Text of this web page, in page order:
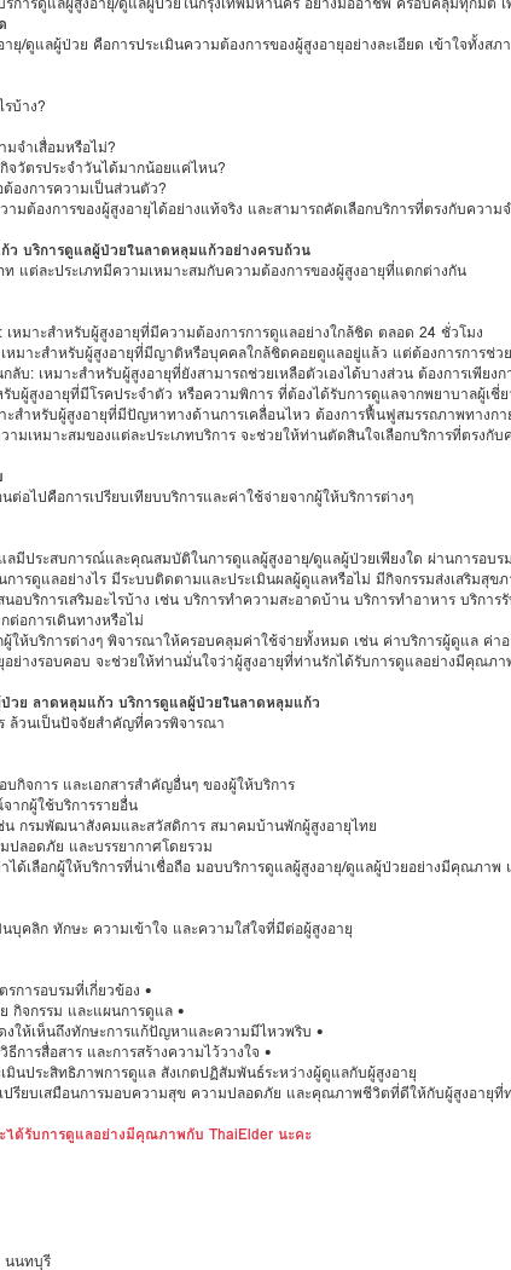
/ดูแลผู้ป่วย คือการประเมินความต้องการของผู้สูงอายุอย่างละเอียด เข้าใจทั้ง
บ้าง?
จำเสื่อมหรือไม่?
จวัตรประจำวันได้มากน้อยแค่ไหน?
องการความเป็นส่วนตัว?
ามต้องการของผู้สูงอายุได้อย่างแท้จริง และสามารถคัดเลือกบริการที่ตรงกับควา
บริการดูแลผู้ป่วยในลาดหลุมแก้วอย่างครบถ้วน
แต่ละประเภทมีความเหมาะสมกับความต้องการของผู้สูงอายุที่แตกต่างกัน
หมาะสำหรับผู้สูงอายุที่มีความต้องการการดูแลอย่างใกล้ชิด ตลอด 24 ชั่วโมง
มาะสำหรับผู้สูงอายุที่มีญาติหรือบุคคลใกล้ชิดคอยดูแลอยู่แล้ว แต่ต้องการการช่วย
บ: เหมาะสำหรับผู้สูงอายุที่ยังสามารถช่วยเหลือตัวเองได้บางส่วน ต้องการเพียง
บผู้สูงอายุที่มีโรคประจำตัว หรือความพิการ ที่ต้องได้รับการดูแลจากพยาบาลผู้เชี่
ะสำหรับผู้สูงอายุที่มีปัญหาทางด้านการเคลื่อนไหว ต้องการฟื้นฟูสมรรถภาพทางกา
มเหมาะสมของแต่ละประเภทบริการ จะช่วยให้ท่านตัดสินใจเลือกบริการที่ตรงกับ
อไปคือการเปรียบเทียบบริการและค่าใช้จ่ายจากผู้ให้บริการต่างๆ
ประสบการณ์และคุณสมบัติในการดูแลผู้สูงอายุ/ดูแลผู้ป่วยเพียงใด ผ่านการอบร
ารดูแลอย่างไร มีระบบติดตามและประเมินผลผู้ดูแลหรือไม่ มีกิจกรรมส่งเสริมสุข
อบริการเสริมอะไรบ้าง เช่น บริการทำความสะอาดบ้าน บริการทำอาหาร บริกา
ต่อการเดินทางหรือไม่
ผู้ให้บริการต่างๆ พิจารณาให้ครอบคลุมค่าใช้จ่ายทั้งหมด เช่น ค่าบริการผู้ดูแล ค่
อย่างรอบคอบ จะช่วยให้ท่านมั่นใจว่าผู้สูงอายุที่ท่านรักได้รับการดูแลอย่างมีคุณ
วย ลาดหลุมแก้ว บริการดูแลผู้ป่วยในลาดหลุมแก้ว
ล้วนเป็นปัจจัยสำคัญที่ควรพิจารณา
กิจการ และเอกสารสำคัญอื่นๆ ของผู้ให้บริการ
กผู้ใช้บริการรายอื่น
น กรมพัฒนาสังคมและสวัสดิการ สมาคมบ้านพักผู้สูงอายุไทย
ปลอดภัย และบรรยากาศโดยรวม
ได้เลือกผู้ให้บริการที่น่าเชื่อถือ มอบบริการดูแลผู้สูงอายุ/ดูแลผู้ป่วยอย่างมีคุณภา
คลิก ทักษะ ความเข้าใจ และความใส่ใจที่มีต่อผู้สูงอายุ
ารอบรมที่เกี่ยวข้อง •
กิจกรรม และแผนการดูแล •
ให้เห็นถึงทักษะการแก้ปัญหาและความมีไหวพริบ •
การสื่อสาร และการสร้างความไว้วางใจ •
มินประสิทธิภาพการดูแล สังเกตปฏิสัมพันธ์ระหว่างผู้ดูแลกับผู้สูงอายุ
ปรียบเสมือนการมอบความสุข ความปลอดภัย และคุณภาพชีวิตที่ดีให้กับผู้สูงอายุที่
ด้รับการดูแลอย่างมีคุณภาพกับ ThaiElder นะคะ
นนทบุรี